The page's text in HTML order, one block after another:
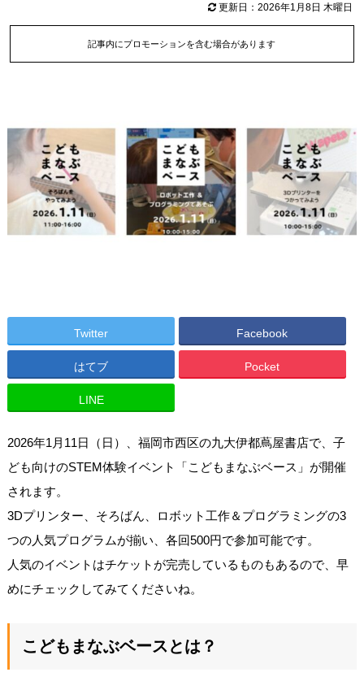
更新日：2026年1月8日 木曜日
記事内にプロモーションを含む場合があります
Twitter Facebook
はてブ Pocket
LINE
2026年1月11日（日）、福岡市西区の九大伊都蔦屋書店で、子
ども向けのSTEM体験イベント「こどもまなぶベース」が開催
されます。
3Dプリンター、そろばん、ロボット工作＆プログラミングの3
つの人気プログラムが揃い、各回500円で参加可能です。
人気のイベントはチケットが完売しているものもあるので、早
めにチェックしてみてくださいね。
こどもまなぶベースとは？